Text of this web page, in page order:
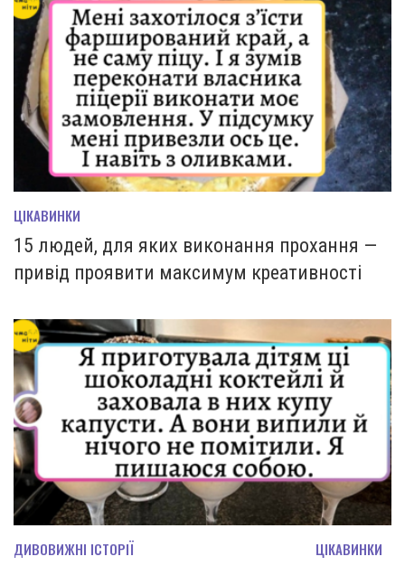
ЦІКАВИНКИ
15 людей, для яких виконання прохання —
привід проявити максимум креативності
ДИВОВИЖНІ ІСТОРІЇ ЦІКАВИНКИ